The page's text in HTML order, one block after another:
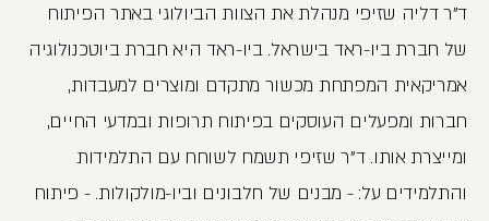
ד"ר דליה שזיפי מנהלת את הצוות הביולוגי באתר הפיתוח
של חברת ביו-ראד בישראל. ביו-ראד היא חברת ביוטכנולוגיה
אמריקאית המפתחת מכשור מתקדם ומוצרים למעבדות,
חברות ומפעלים העוסקים בפיתוח תרופות ובמדעי החיים,
ומייצרת אותו. ד"ר שזיפי תשמח לשוחח עם התלמידות
והתלמידים על: - מבנים של חלבונים וביו-מולקולות. - פיתוח